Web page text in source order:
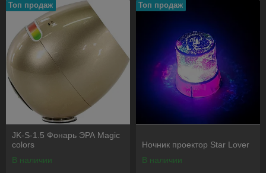
Топ продаж
JK-S-1.5 Фонарь ЭРА Magic
colors
В наличии
Топ продаж
Ночник проектор Star Lover
В наличии